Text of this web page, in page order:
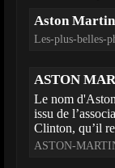
Aston Martin
Les-plus-belles-
ASTON
Le nom
issu de
Clinton, qu’il
ASTON-